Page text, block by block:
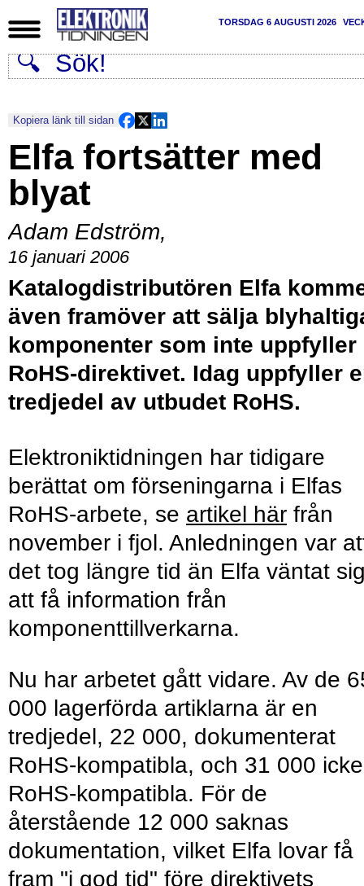
TORSDAG 6 AUGUSTI 2026
Kopiera länk till sidan
Elfa fortsätter med
blyat
Adam Edström,
16 januari 2006
Katalogdistributören Elfa
även framöver att sälja
komponenter som inte uppfyller
RoHS-direktivet. Idag uppfyller
tredjedel av utbudet RoHS.
Elektroniktidningen har tidigare
berättat om förseningarna i Elfas
RoHS-arbete, se artikel här från
november i fjol. Anledningen var
det tog längre tid än Elfa väntat
att få information från
komponenttillverkarna.
Nu har arbetet gått vidare. Av de
000 lagerförda artiklarna är en
tredjedel, 22 000, dokumenterat
RoHS-kompatibla, och 31 000 icke
RoHS-kompatibla. För de
återstående 12 000 saknas
dokumentation, vilket Elfa lovar få
fram "i god tid" före direktivets